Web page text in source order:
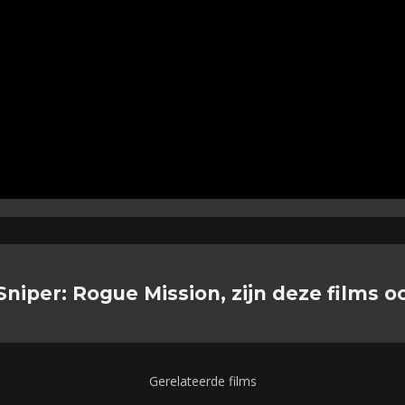
Rogue Mission, zijn deze films
Gerelateerde films